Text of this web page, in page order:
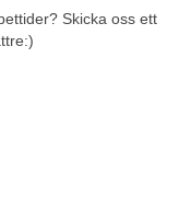
Skicka oss ett